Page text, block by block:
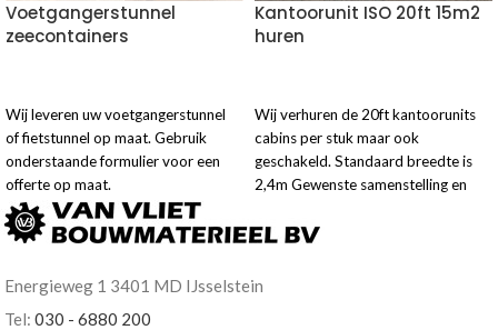
Voetgangerstunnel
zeecontainers
Wij leveren uw voetgangerstunnel
of fietstunnel op maat. Gebruik
onderstaande formulier voor een
offerte op maat.
Kantoorunit ISO 20ft 15m2
huren
Wij verhuren de 20ft kantoorunits
cabins per stuk maar ook
geschakeld. Standaard breedte is
2,4m Gewenste samenstelling en
configureren.
Energieweg 1 3401 MD IJsselstein
Tel: 030 - 6880 200